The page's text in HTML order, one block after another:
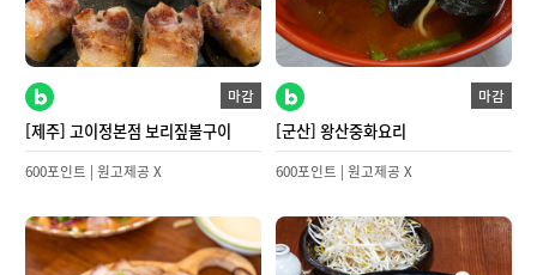
마감
[제주] 고이정본점 보리짚불구이
600포인트 | 원고제공 X
마감
[군산] 왕산중화요리
600포인트 | 원고제공 X